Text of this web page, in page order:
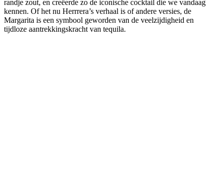
randje zout, en creëerde zo de iconische cocktail die we vandaag
kennen. Of het nu Herrrera’s verhaal is of andere versies, de
Margarita is een symbool geworden van de veelzijdigheid en
tijdloze aantrekkingskracht van tequila.